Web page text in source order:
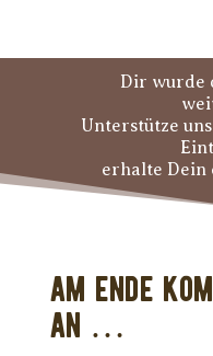
Dir wurde
Unterstütze
erhalte Dein
Am Ende
an …